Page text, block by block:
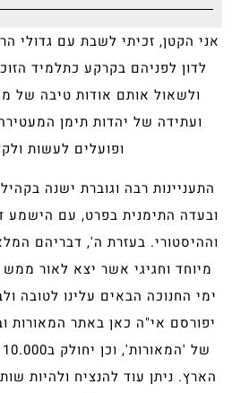
אני הקטן, זכיתי לשבת עם גדולי
לדון לפניהם בקרקע כתלמיד
ולשאול אותם אודות טיבה של
ועתידה של יהדות תימן
ופועלים לעשות
התעניינות רבה וגוברת ישנה
ובעדה התימנית בפרט, עם הישמע
וההיסטורי. בעזרת ה', דבריהם
מיוחד וחגיגי אשר יצא לאור
ימי החנוכה הבאים עלינו לטובה
יפורסם אי"ה כאן באתר המאורות
הארץ. ניתן עוד להנציח ולהיות